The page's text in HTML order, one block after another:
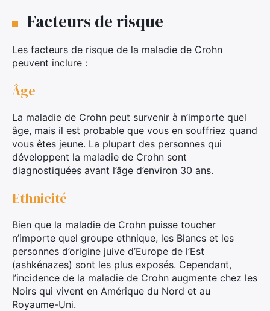
Facteurs de risque
Les facteurs de risque de la maladie de Crohn
peuvent inclure :
Âge
La maladie de Crohn peut survenir à n’importe quel
âge, mais il est probable que vous en souffriez quand
vous êtes jeune. La plupart des personnes qui
développent la maladie de Crohn sont
diagnostiquées avant l’âge d’environ 30 ans.
Ethnicité
Bien que la maladie de Crohn puisse toucher
n’importe quel groupe ethnique, les Blancs et les
personnes d’origine juive d’Europe de l’Est
(ashkénazes) sont les plus exposés. Cependant,
l’incidence de la maladie de Crohn augmente chez les
Noirs qui vivent en Amérique du Nord et au
Royaume-Uni.